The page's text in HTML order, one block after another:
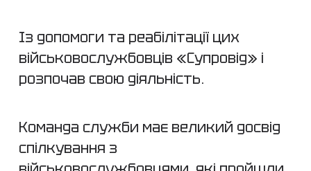
Із допомоги та реабілітації цих
військовослужбовців «Супровід» і
розпочав свою діяльність.
Команда служби має великий досвід
спілкування з